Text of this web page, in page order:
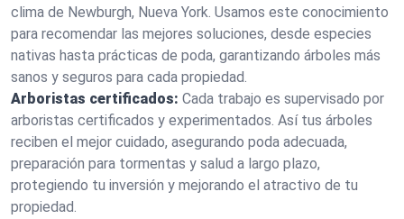
clima de Newburgh, Nueva York. Usamos este conocimiento
para recomendar las mejores soluciones, desde especies
nativas hasta prácticas de poda, garantizando árboles más
sanos y seguros para cada propiedad.
Arboristas certificados: Cada trabajo es supervisado por
arboristas certificados y experimentados. Así tus árboles
reciben el mejor cuidado, asegurando poda adecuada,
preparación para tormentas y salud a largo plazo,
protegiendo tu inversión y mejorando el atractivo de tu
propiedad.